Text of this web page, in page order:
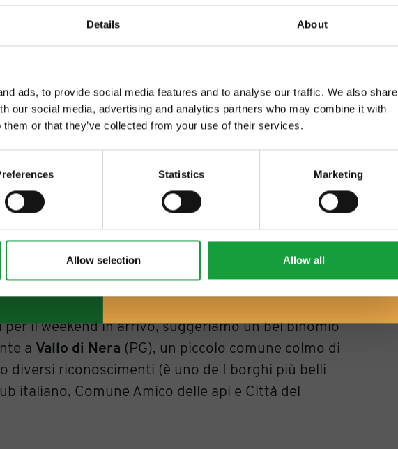
Details About
ads, to provide social media features and to analyse our traffic. We also share
our social media, advertising and analytics partners who may combine it with
or that they’ve collected from your use of their services.
Statistics Marketing
Allow selection Allow all
il weekend in arrivo, suggeriamo un bel binomio
a Vallo di Nera (PG), un piccolo comune colmo di
diversi riconoscimenti (è uno de I borghi più belli
italiano, Comune Amico delle api e Città del
nel